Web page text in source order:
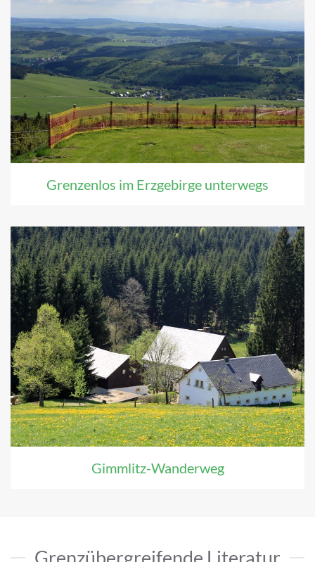
Grenzenlos im Erzgebirge unterwegs
Gimmlitz-Wanderweg